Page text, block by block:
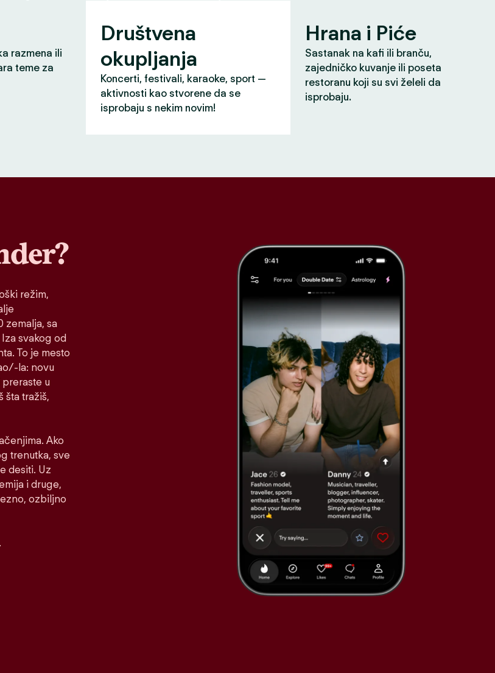
razmena ili
teme za
Društvena
okupljanja
Koncerti, festivali, karaoke, sport —
aktivnosti kao stvorene da se
isprobaju s nekim novim!
Hrana i Piće
Sastanak na kafi ili branču,
zajedničko kuvanje ili poseta
restoranu koji su svi želeli da
isprobaju.
režim,
zemalja, sa
svakog od
To je mesto
la: novu
u
šta tražiš,
Ako
trenutka, sve
desiti. Uz
i druge,
ozbiljno